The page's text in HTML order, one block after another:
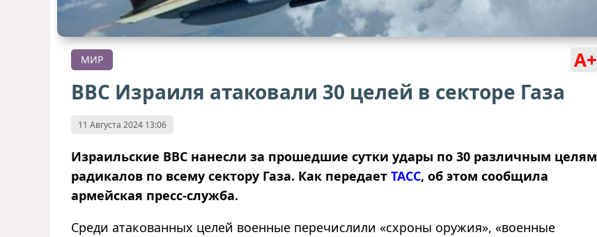
МИР A+
ВВС Израиля атаковали 30 целей в секторе Газа
11 Августа 2024 13:06
Израильские ВВС нанесли за прошедшие сутки удары по 30 различным целям
радикалов по всему сектору Газа. Как передает ТАСС, об этом сообщила
армейская пресс-служба.
Среди атакованных целей военные перечислили «схроны оружия», «военные